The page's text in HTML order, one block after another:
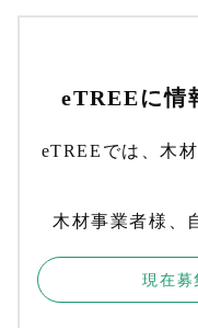
eTREEに情
eTREEでは、木
木材事業者様、
現在募